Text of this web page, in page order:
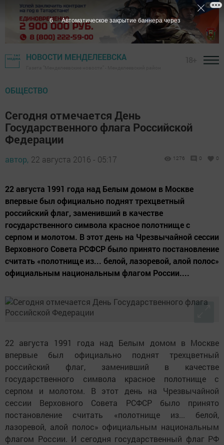
НОВОСТИ МЕНДЕЛЕЕВСКА
ОБЩЕСТВО
Сегодня отмечается День
Государственного флага Российской
Федерации
автор, 22 августа 2016 - 05:17 1276 0 0
22 августа 1991 года над Белым домом в Москве
впервые был официально поднят трехцветный
российский флаг, заменивший в качестве
государственного символа красное полотнище с
серпом и молотом. В этот день на Чрезвычайной сессии
Верховного Совета РСФСР было принято постановление
считать «полотнище из... белой, лазоревой, алой полос»
официальным национальным флагом России....
22 августа 1991 года над Белым домом в Москве
впервые был официально поднят трехцветный
российский флаг, заменивший в качестве
государственного символа красное полотнище с
серпом и молотом. В этот день на Чрезвычайной
сессии Верховного Совета РСФСР было принято
постановление считать «полотнище из... белой,
лазоревой, алой полос» официальным национальным
флагом России. И сегодня государственный флаг РФ
5 Автоматическое закрытие баннера через